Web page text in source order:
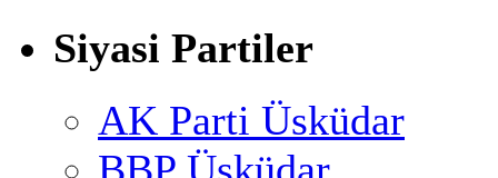
Siyasi Partiler
AK Parti Üsküdar